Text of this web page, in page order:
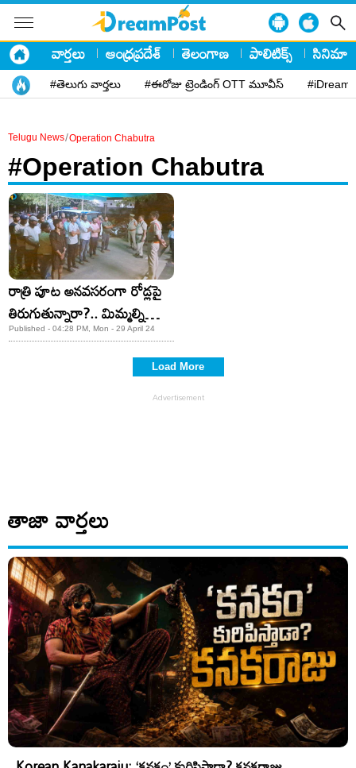
వార్తలు ఆంధ్రప్రదేశ్ తెలంగాణ పాలిటిక్స్ సినిమా
#తెలుగు వార్తలు #ఈరోజు ట్రెండింగ్ OTT మూవీస్
Telugu News/Operation Chabutra
#Operation Chabutra
రాత్రి పూట అనవసరంగా రోడ్లపై
తిరుగుతున్నారా?.. మిమ్మల్ని
దేవుడు కూడా కాపాడలేడు!
Published - 04:28 PM, Mon - 29 April 24
Load More
తాజా వార్తలు